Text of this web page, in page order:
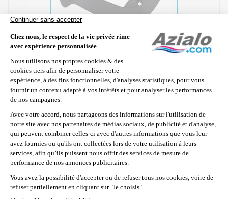
Bac filtrant (3L)
Boîtier de commande
Socle pour boîtier de commande